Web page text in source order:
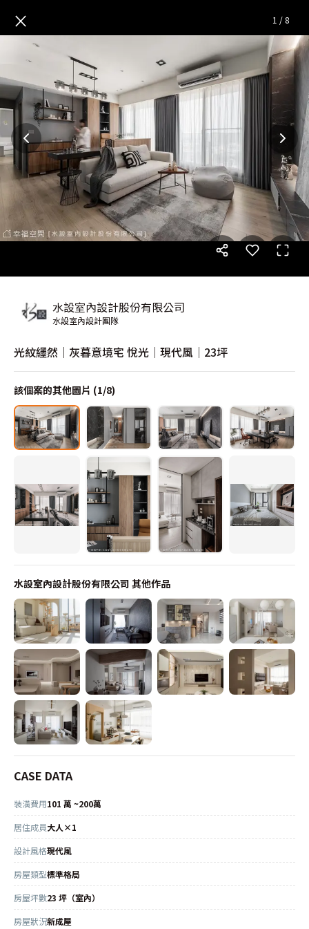
光紋纆然｜灰暮意境宅 悅光│
× 1 / 8
水設室內設計股份有限公司
水設室內設計團隊
光紋纆然｜灰暮意境宅 悅光│現代風│23坪
該個案的其他圖片 (1/8)
水設室內設計股份有限公司 其他作品
CASE DATA
裝潢費用101 萬 ~200萬
居住成員大人×1
設計風格現代風
房屋類型標準格局
房屋坪數23 坪（室內）
房屋狀況新成屋